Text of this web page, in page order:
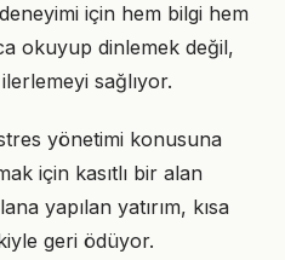
için hem bilgi hem
okuyup dinlemek değil,
sağlıyor.
yönetimi konusuna
için kasıtlı bir alan
yapılan yatırım, kısa
geri ödüyor.